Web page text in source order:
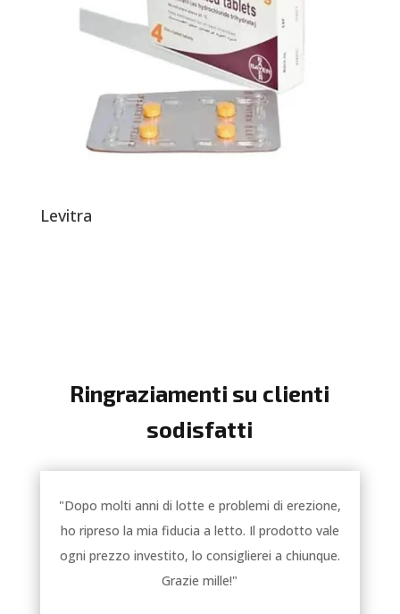
Levitra
Ringraziamenti su clienti
sodisfatti
"Dopo molti anni di lotte e problemi di erezione,
ho ripreso la mia fiducia a letto. Il prodotto vale
ogni prezzo investito, lo consiglierei a chiunque.
Grazie mille!"